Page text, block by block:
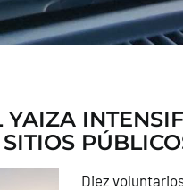
YAIZA
Diez